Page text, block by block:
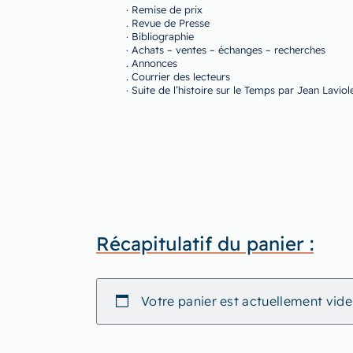
· Remise de prix
. Revue de Presse
· Bibliographie
· Achats – ventes – échanges – recherches
. Annonces
. Courrier des lecteurs
· Suite de l’histoire sur le Temps par Jean
Récapitulatif du panier :
Votre panier est actuellement